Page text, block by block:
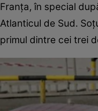
Franța, în special
Atlanticul de Sud.
primul dintre cei trei